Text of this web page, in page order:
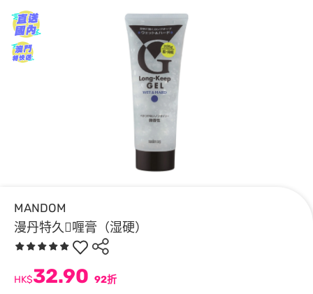
MANDOM
漫丹特久喱膏（湿硬）
HK$32.90 92折